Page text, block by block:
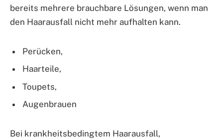
bereits mehrere brauchbare Lösungen, wenn man
den Haarausfall nicht mehr aufhalten kann.
Perücken,
Haarteile,
Toupets,
Augenbrauen
Bei krankheitsbedingtem Haarausfall,